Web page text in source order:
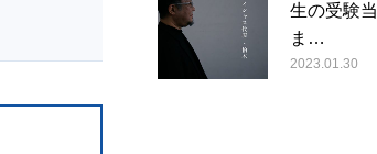
生の受験
ま…
2023.01.30